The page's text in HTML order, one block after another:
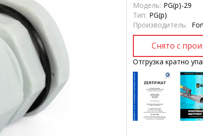
Модель: PG(p)-29
Тип: PG(p)
Производитель:
Отгрузка кратно